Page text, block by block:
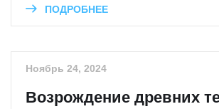
ПОДРОБНЕЕ
Ноябрь 24, 2024
Возрождение древних